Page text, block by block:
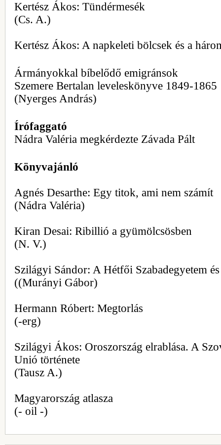
Kertész Ákos: Tündérmesék
(Cs. A.)
Kertész Ákos: A napkeleti bölcsek és a
Ármányokkal bíbelődő emigránsok
Szemere Bertalan leveleskönyve 1849-1865
(Nyerges András)
Írófaggató
Nádra Valéria megkérdezte Závada Pált
Könyvajánló
Agnés Desarthe: Egy titok, ami nem számít
(Nádra Valéria)
Kiran Desai: Ribillió a gyümölcsösben
(N. V.)
Szilágyi Sándor: A Hétfői Szabadegyetem
((Murányi Gábor)
Hermann Róbert: Megtorlás
(-erg)
Szilágyi Ákos: Oroszország elrablása. A
Unió története
(Tausz A.)
Magyarország atlasza
(- oil -)